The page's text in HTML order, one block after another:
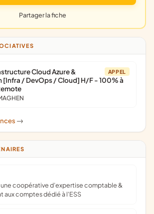
Partager la fiche
APPEL
Cloud Azure &
[Infra / DevOps / Cloud] H/F - 100% à
->
aux comptes dédié à l'ESS